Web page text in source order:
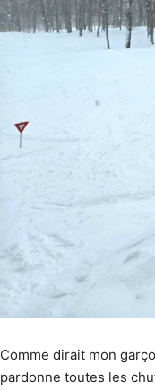
Comme dirait mon
pardonne toutes les